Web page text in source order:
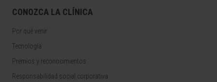
CONOZCA LA CLÍNICA
Por qué venir
Tecnología
Premios y reconocimientos
Responsabilidad social corporativa